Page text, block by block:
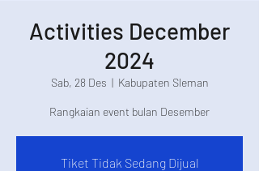
Activities December
2024
Sab, 28 Des
  |
Kabupaten Sleman
Rangkaian event bulan Desember
Tiket Tidak Sedang Dijual